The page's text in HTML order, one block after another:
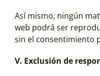
Así mismo, ningún
web podrá ser
sin el consentimiento
V. Exclusión de